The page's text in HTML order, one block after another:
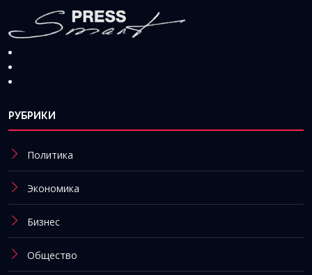
РУБРИКИ
Политика
Экономика
Бизнес
Общество